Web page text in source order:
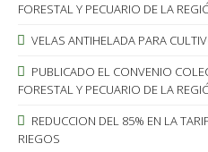
FORESTAL Y PECUARIO DE LA
VELAS ANTIHELADA PARA
PUBLICADO EL CONVENIO
FORESTAL Y PECUARIO DE LA
REDUCCION DEL 85% EN LA
RIEGOS